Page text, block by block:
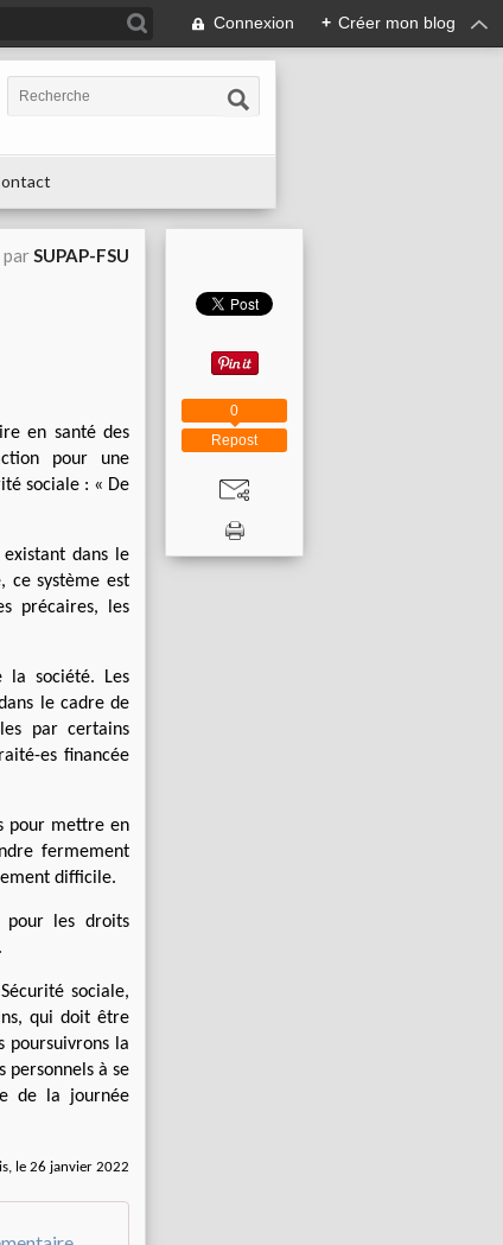
Connexion + Créer mon blog
parSUPAP-FSU
en santé des
pour une
sociale : « De
dans le
ce système est
précaires, les
la société. Les
le cadre de
par certains
es financée
pour mettre en
fermement
difficile.
pour les droits
sociale,
qui doit être
poursuivrons la
personnels à se
de la journée
le 26 janvier 2022
Repost
0